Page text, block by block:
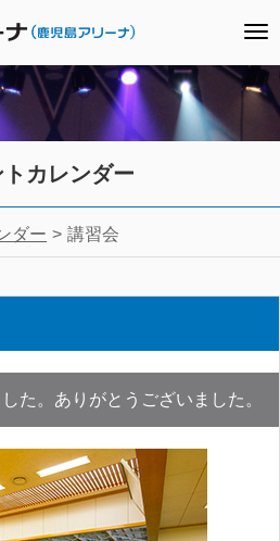
カレンダー
ダー 講習会
た。ありがとうございました。